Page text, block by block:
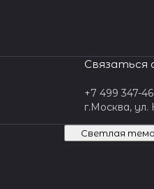
Связаться
+7 499 347-
г.Москва, ул.
Светлая тема